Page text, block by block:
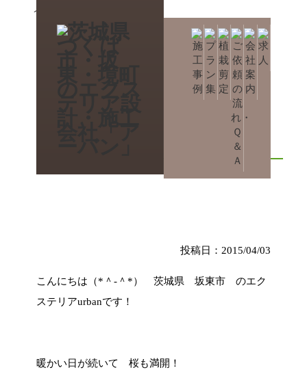
メールでご相談
HOME ブログ 春爛漫（*＾-＾*）
春爛漫（*＾-＾*）
投稿日：2015/04/03
こんにちは（*＾-＾*） 茨城県 坂東市 のエク
ステリアurbanです！
暖かい日が続いて 桜も満開！